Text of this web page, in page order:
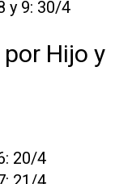
y 9: 30/4
Hijo y
20/4